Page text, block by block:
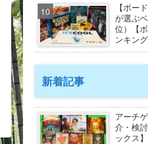
【ボー
が選ぶ
位）【
ンキング
新着記事
アーチ
介・検
ックス】